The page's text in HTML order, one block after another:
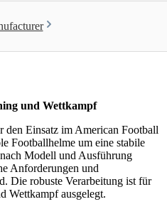
und Wettkampf
den Einsatz im American Football
Footballhelme um eine stabile
Modell und Ausführung
Anforderungen und
Die robuste Verarbeitung ist für
Wettkampf ausgelegt.